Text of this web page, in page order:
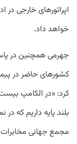
خواهد داد.
جهرمی همچنین در